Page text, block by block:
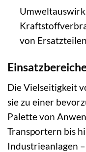
von
Die Vielseitigkeit
sie zu einer
Palette von
Transportern bis
Industrieanlagen